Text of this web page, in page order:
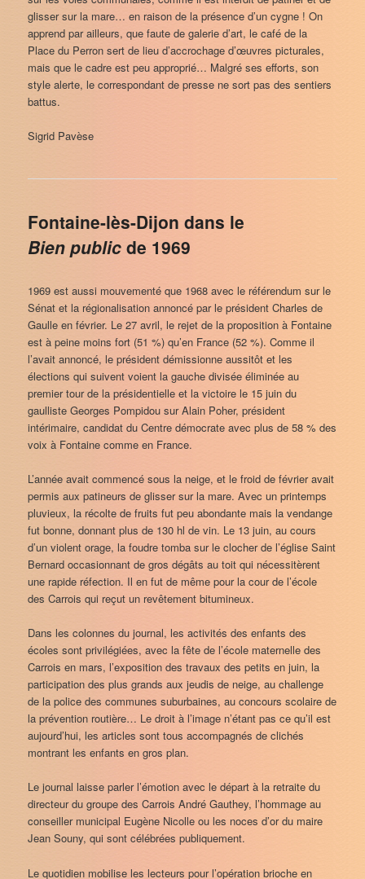
glisser sur la mare… en raison de la présence d’un cygne ! On
apprend par ailleurs, que faute de galerie d’art, le café de la
Place du Perron sert de lieu d’accrochage d’œuvres picturales,
mais que le cadre est peu approprié… Malgré ses efforts, son
style alerte, le correspondant de presse ne sort pas des sentiers
battus.
Sigrid Pavèse
Fontaine-lès-Dijon dans le
Bien public de 1969
1969 est aussi mouvementé que 1968 avec le référendum sur le
Sénat et la régionalisation annoncé par le président Charles de
Gaulle en février. Le 27 avril, le rejet de la proposition à Fontaine
est à peine moins fort (51 %) qu’en France (52 %). Comme il
l’avait annoncé, le président démissionne aussitôt et les
élections qui suivent voient la gauche divisée éliminée au
premier tour de la présidentielle et la victoire le 15 juin du
gaulliste Georges Pompidou sur Alain Poher, président
intérimaire, candidat du Centre démocrate avec plus de 58 % des
voix à Fontaine comme en France.
L’année avait commencé sous la neige, et le froid de février avait
permis aux patineurs de glisser sur la mare. Avec un printemps
pluvieux, la récolte de fruits fut peu abondante mais la vendange
fut bonne, donnant plus de 130 hl de vin. Le 13 juin, au cours
d’un violent orage, la foudre tomba sur le clocher de l’église Saint
Bernard occasionnant de gros dégâts au toit qui nécessitèrent
une rapide réfection. Il en fut de même pour la cour de l’école
des Carrois qui reçut un revêtement bitumineux.
Dans les colonnes du journal, les activités des enfants des
écoles sont privilégiées, avec la fête de l’école maternelle des
Carrois en mars, l’exposition des travaux des petits en juin, la
participation des plus grands aux jeudis de neige, au challenge
de la police des communes suburbaines, au concours scolaire de
la prévention routière… Le droit à l’image n’étant pas ce qu’il est
aujourd’hui, les articles sont tous accompagnés de clichés
montrant les enfants en gros plan.
Le journal laisse parler l’émotion avec le départ à la retraite du
directeur du groupe des Carrois André Gauthey, l’hommage au
conseiller municipal Eugène Nicolle ou les noces d’or du maire
Jean Souny, qui sont célébrées publiquement.
Le quotidien mobilise les lecteurs pour l’opération brioche en